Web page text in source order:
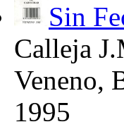
Sin
Calleja
Veneno,
1995